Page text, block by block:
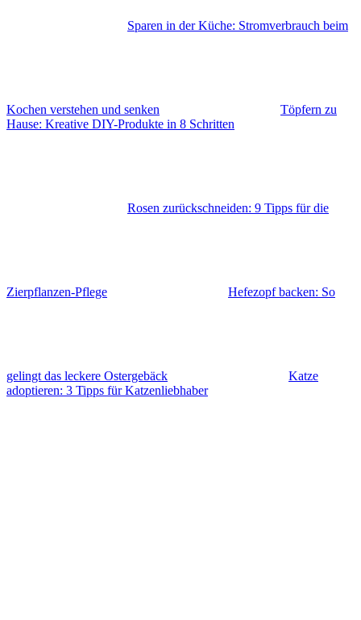
Sparen in der Küche: Stromverbrauch beim
Kochen verstehen und senken
Töpfern zu
Hause: Kreative DIY-Produkte in 8 Schritten
Rosen zurückschneiden: 9 Tipps für die
Zierpflanzen-Pflege Hefezopf backen: So
gelingt das leckere Ostergebäck
Katze
adoptieren: 3 Tipps für Katzenliebhaber